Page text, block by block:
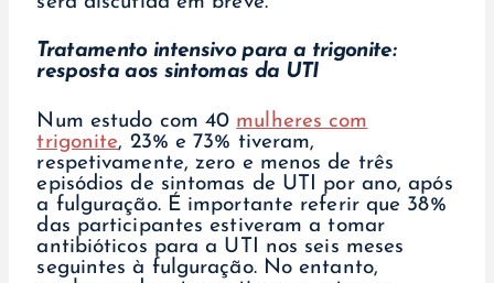
Tratamento intensivo para a trigonite:
resposta aos sintomas da UTI
Num estudo com 40 mulheres com
trigonite, 23% e 73% tiveram,
respetivamente, zero e menos de três
episódios de sintomas de UTI por ano, após
a fulguração. É importante referir que 38%
das participantes estiveram a tomar
antibióticos para a UTI nos seis meses
seguintes à fulguração. No entanto,